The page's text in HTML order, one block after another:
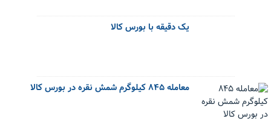
یک دقیقه با بورس کالا
معامله ۸۴۵ کیلوگرم شمش نقره در بورس کالا